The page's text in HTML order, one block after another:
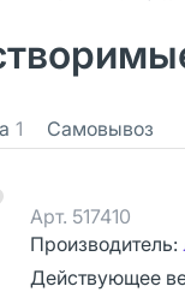
1 Самовывоз
Арт. 517410
Производитель:
Действующее